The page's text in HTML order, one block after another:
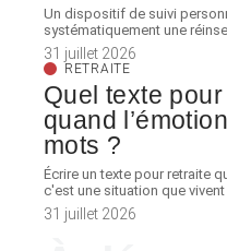
Un dispositif de suivi
systématiquement une
31 juillet 2026
RETRAITE
Quel texte
quand
mots ?
Écrire un texte pour retraite
c'est une situation que
31 juillet 2026